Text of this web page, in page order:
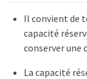
Il convient de
capacité
conserver une
La capacité